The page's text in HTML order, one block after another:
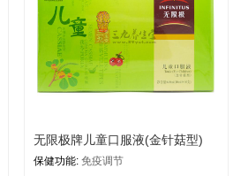
无限极牌儿童口服液(金针菇型)
保健功能: 免疫调节